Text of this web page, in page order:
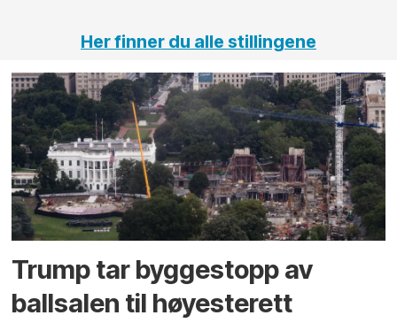
Her finner du alle stillingene
Trump tar byggestopp av
ballsalen til høyesterett